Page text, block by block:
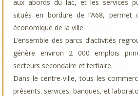
aux abords du lac, et les services
situés en bordure de l’A68, permet
économique de la ville.
L’ensemble des parcs d’activités
génère environ 2 000 emplois
secteurs secondaire et tertiaire.
Dans le centre-ville, tous les
présents. services, banques, et